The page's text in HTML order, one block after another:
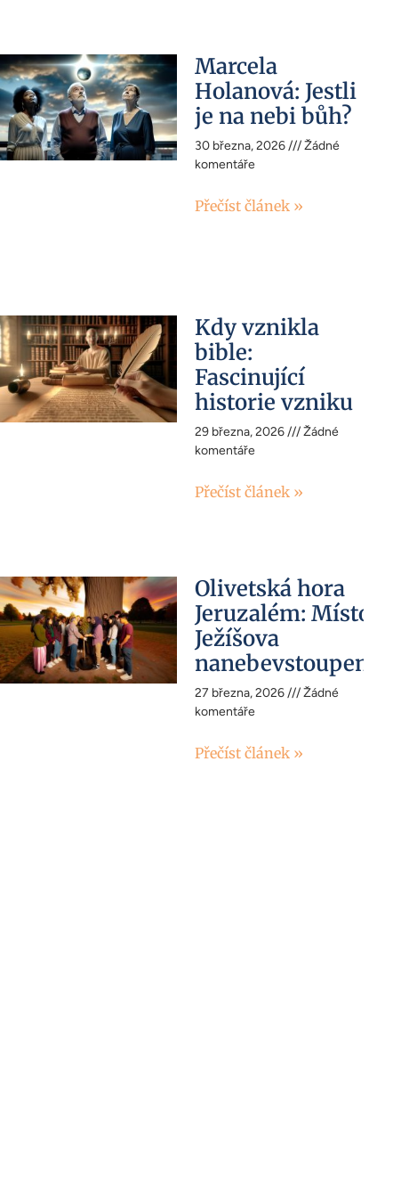
Marcela
Holanová: Jestli
je na nebi bůh?
30 března, 2026
Žádné
komentáře
Přečíst článek »
Kdy vznikla
bible:
Fascinující
historie vzniku
29 března, 2026
Žádné
komentáře
Přečíst článek »
Olivetská hora
Jeruzalém: Místo
Ježíšova
nanebevstoupení
27 března, 2026
Žádné
komentáře
Přečíst článek »